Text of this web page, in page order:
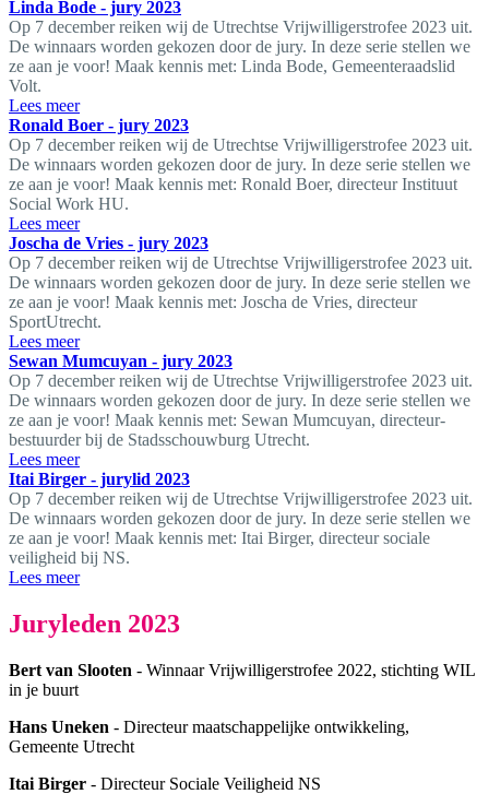
Linda Bode - jury 2023
Op 7 december reiken wij de Utrechtse Vrijwilligerstrofee 2023 uit.
De winnaars worden gekozen door de jury. In deze serie stellen we
ze aan je voor! Maak kennis met: Linda Bode, Gemeenteraadslid
Volt.
Lees meer
Ronald Boer - jury 2023
Op 7 december reiken wij de Utrechtse Vrijwilligerstrofee 2023 uit.
De winnaars worden gekozen door de jury. In deze serie stellen we
ze aan je voor! Maak kennis met: Ronald Boer, directeur Instituut
Social Work HU.
Lees meer
Joscha de Vries - jury 2023
Op 7 december reiken wij de Utrechtse Vrijwilligerstrofee 2023 uit.
De winnaars worden gekozen door de jury. In deze serie stellen we
ze aan je voor! Maak kennis met: Joscha de Vries, directeur
SportUtrecht.
Lees meer
Sewan Mumcuyan - jury 2023
Op 7 december reiken wij de Utrechtse Vrijwilligerstrofee 2023 uit.
De winnaars worden gekozen door de jury. In deze serie stellen we
ze aan je voor! Maak kennis met: Sewan Mumcuyan, directeur-
bestuurder bij de Stadsschouwburg Utrecht.
Lees meer
Itai Birger - jurylid 2023
Op 7 december reiken wij de Utrechtse Vrijwilligerstrofee 2023 uit.
De winnaars worden gekozen door de jury. In deze serie stellen we
ze aan je voor! Maak kennis met: Itai Birger, directeur sociale
veiligheid bij NS.
Lees meer
Juryleden 2023
Bert van Slooten - Winnaar Vrijwilligerstrofee 2022, stichting WIL
in je buurt
Hans Uneken - Directeur maatschappelijke ontwikkeling,
Gemeente Utrecht
Itai Birger - Directeur Sociale Veiligheid NS